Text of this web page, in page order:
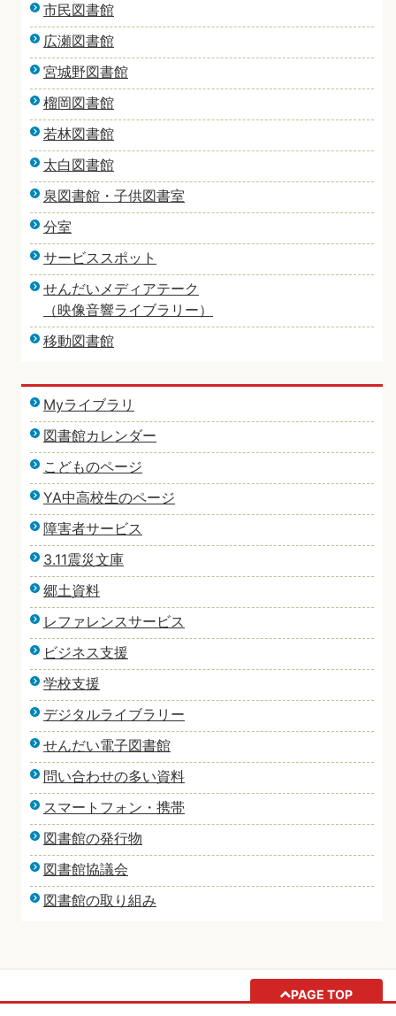
市民図書館
広瀬図書館
宮城野図書館
榴岡図書館
若林図書館
太白図書館
泉図書館・子供図書室
分室
サービススポット
せんだいメディアテーク
（映像音響ライブラリー）
移動図書館
Myライブラリ
図書館カレンダー
こどものページ
YA中高校生のページ
障害者サービス
3.11震災文庫
郷土資料
レファレンスサービス
ビジネス支援
学校支援
デジタルライブラリー
せんだい電子図書館
問い合わせの多い資料
スマートフォン・携帯
図書館の発行物
図書館協議会
図書館の取り組み
PAGE TOP